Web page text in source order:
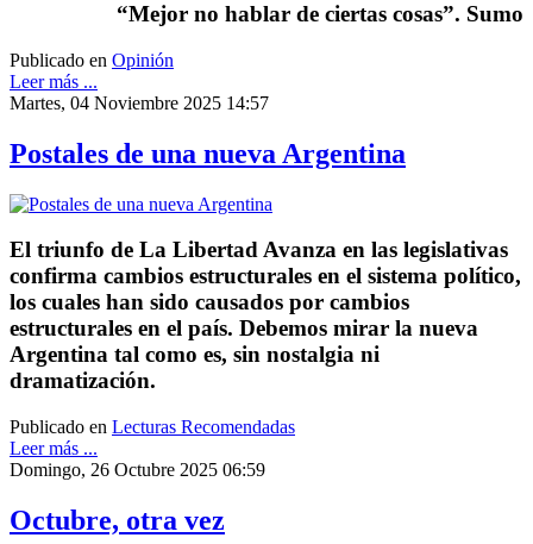
“Mejor no hablar de ciertas cosas”. Sumo
Publicado en Opinión
Leer más ...
Martes, 04 Noviembre 2025 14:57
Postales de una nueva Argentina
El triunfo de La Libertad Avanza en las legislativas
confirma cambios estructurales en el sistema político,
los cuales han sido causados por cambios
estructurales en el país. Debemos mirar la nueva
Argentina tal como es, sin nostalgia ni
dramatización.
Publicado en Lecturas Recomendadas
Leer más ...
Domingo, 26 Octubre 2025 06:59
Octubre, otra vez